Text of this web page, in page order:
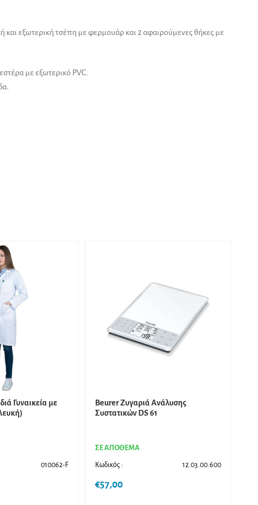
και εξωτερική τσέπη με φερμουάρ και 2 αφαιρούμενες θήκες με
με εξωτερικό PVC.
Γυναικεία με
010062-F
Beurer Ζυγαριά Ανάλυσης
Συστατικών DS 61
ΣΕ ΑΠΟΘΕΜΑ
Κωδικός : 12.03.00.600
€57,00